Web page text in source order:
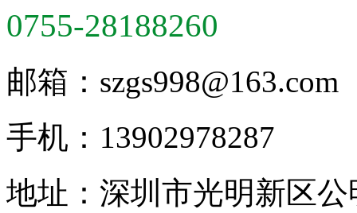
0755-28188260
邮箱： szgs998@163.com
手机： 13902978287
地址： 深圳市光明新区